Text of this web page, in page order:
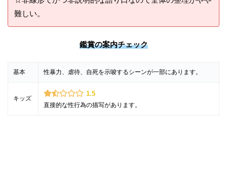
難しい。
鑑賞の案内チェック
基本 性暴力、虐待、自死を示唆するシーンが一部にあります。
キッズ
1.5
直接的な性行為の描写があります。